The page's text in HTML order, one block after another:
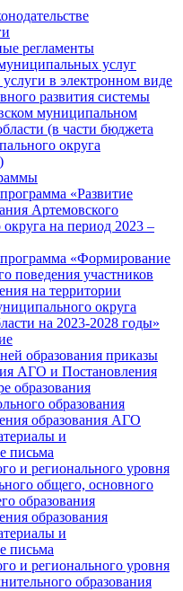
регламенты
услуг
в электронном виде
развития системы
муниципальном
(в части бюджета
округа
«Развитие
Артемовского
на период 2023 –
«Формирование
поведения участников
на территории
округа
на 2023-2028 годы»
образования приказы
АГО и Постановления
образования
образования
образования АГО
и
письма
и регионального уровня
общего, основного
образования
образования
и
письма
и регионального уровня
образования